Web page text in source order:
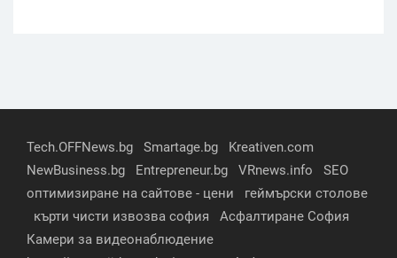
Tech.OFFNews.bg Smartage.bg
Kreativen.com
NewBusiness.bg
Entrepreneur.bg VRnews.info
SEO
оптимизиране на сайтове - цени
геймърски столове
кърти чисти извозва софия
Асфалтиране София
Камери за видеонаблюдение